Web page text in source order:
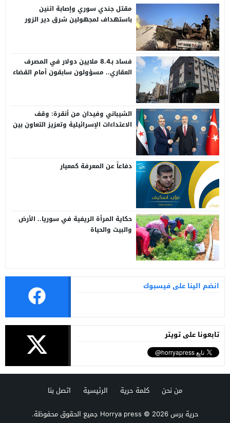
مقتل جندي سوري وإصابة اثنين
باستهداف لمجهولين شرق دير الزور
فساد بـ8.4 ملايين دولار في المصرف
العقاري.. مسؤولون سابقون أمام القضاء
الشيباني وفيدان من أنقرة: وقف
الاعتداءات الإسرائيلية وتعزيز التعاون بين
دفاعاً عن المعرفة كمعيار
حكاية المرأة الريفية في سوريا.. الأرض
والبيت والحياة
انضم الينا على فيسبوك
تابعونا على تويتر
من نحن كلمة حرية الرئيسية
اتصل بنا
حرية برس Horrya press© 2026 جميع الحقوق محفوظة.